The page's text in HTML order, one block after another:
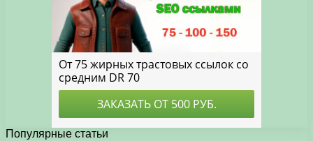
Популярные статьи